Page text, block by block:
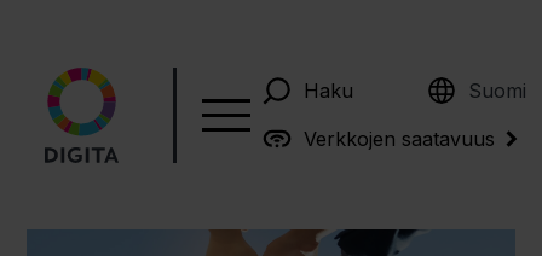
Haku Suomi
English
Verkkojen saatavuus